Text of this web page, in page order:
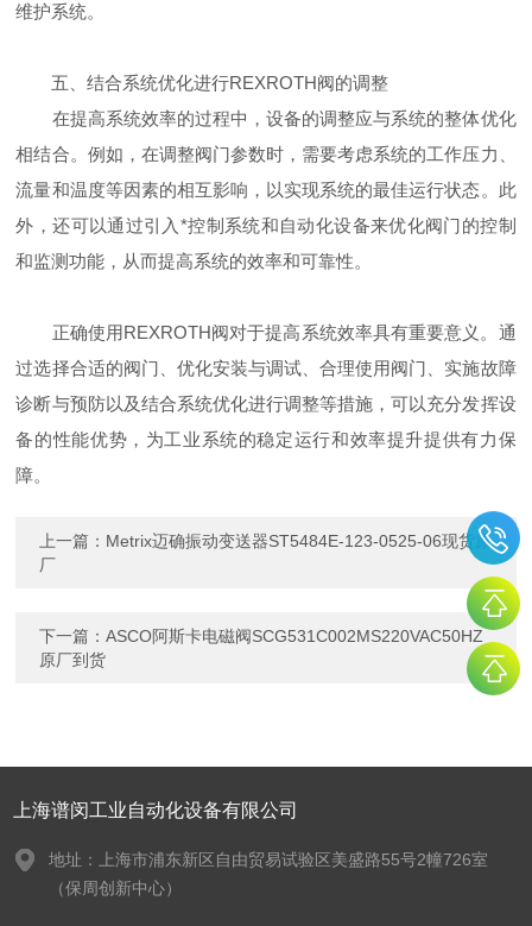
维护系统。
五、结合系统优化进行REXROTH阀的调整
在提高系统效率的过程中，设备的调整应与系统的整体优化
相结合。例如，在调整阀门参数时，需要考虑系统的工作压力、
流量和温度等因素的相互影响，以实现系统的最佳运行状态。此
外，还可以通过引入*控制系统和自动化设备来优化阀门的控制
和监测功能，从而提高系统的效率和可靠性。
正确使用REXROTH阀对于提高系统效率具有重要意义。通
过选择合适的阀门、优化安装与调试、合理使用阀门、实施故障
诊断与预防以及结合系统优化进行调整等措施，可以充分发挥设
备的性能优势，为工业系统的稳定运行和效率提升提供有力保
障。
上一篇： Metrix迈确振动变送器ST5484E-123-0525-06现货原
厂
下一篇：ASCO阿斯卡电磁阀SCG531C002MS220VAC50HZ
原厂到货
上海谱闵工业自动化设备有限公司
地址：上海市浦东新区自由贸易试验区美盛路55号2幢726室
（保周创新中心）